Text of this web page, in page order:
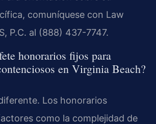
comuníquese con Law
P.C. al (888) 437-7747.
honorarios fijos para
en Virginia Beach?
Los honorarios
como la complejidad de